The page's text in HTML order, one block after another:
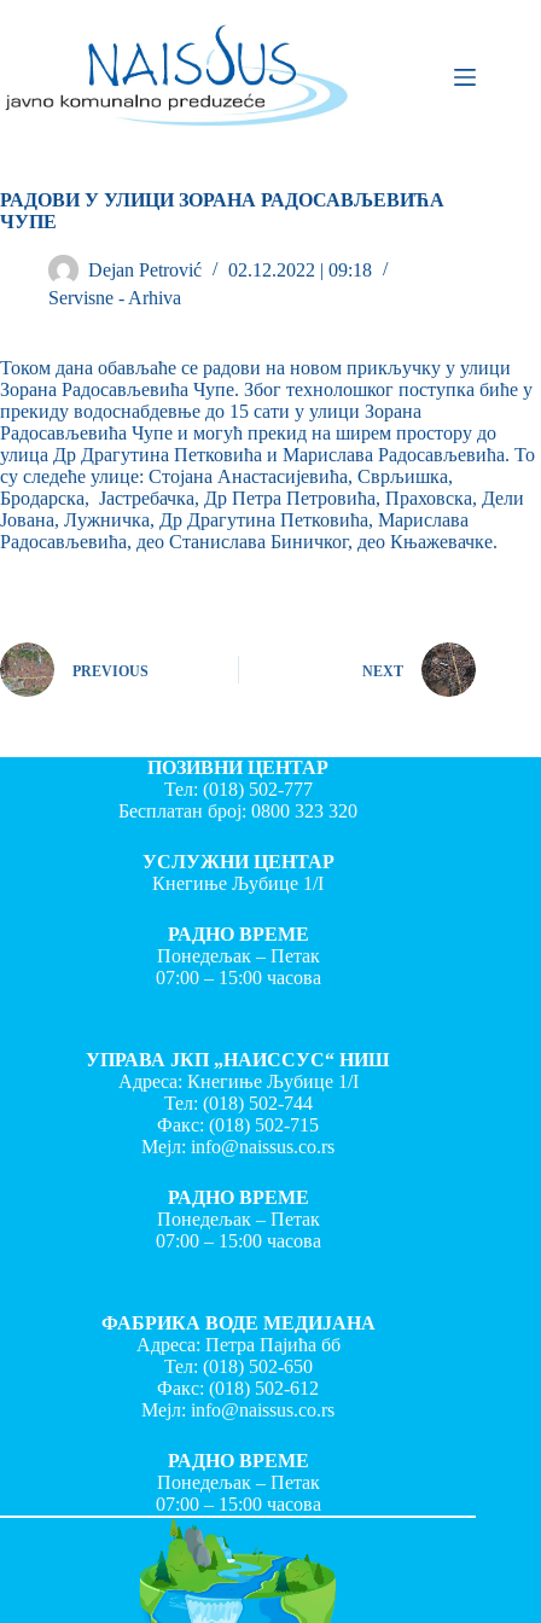
РАДОВИ У УЛИЦИ ЗОРАНА РАДОСАВЉЕВИЋА
ЧУПЕ
Dejan Petrović
02.12.2022 | 09:18
Servisne - Arhiva
Током дана обављаће се радови на новом прикључку у улици
Зорана Радосављевића Чупе. Због технолошког поступка биће у
прекиду водоснабдевње до 15 сати у улици Зорана
Радосављевића Чупе и могућ прекид на ширем простору до
улица Др Драгутина Петковића и Марислава Радосављевића. То
су следеће улице: Стојана Анастасијевића, Сврљишка,
Бродарска, Јастребачка, Др Петра Петровића, Праховска, Дели
Јована, Лужничка, Др Драгутина Петковића, Марислава
Радосављевића, део Станислава Биничког, део Књажевачке.
PREVIOUS NEXT
ПОЗИВНИ ЦЕНТАР
Тел: (018) 502-777
Бесплатан број:0800 323 320
УСЛУЖНИ ЦЕНТАР
Кнегиње Љубице 1/I
РАДНО ВРЕМЕ
Понедељак – Петак
07:00 – 15:00 часова
УПРАВА ЈКП „НАИССУС“ НИШ
Адреса: Кнегиње Љубице 1/I
Тел: (018) 502-744
Факс:(018) 502-715
Мејл:info@naissus.co.rs
РАДНО ВРЕМЕ
Понедељак – Петак
07:00 – 15:00 часова
ФАБРИКА ВОДЕ МЕДИЈАНА
Адреса: Петра Пајића бб
Тел: (018) 502-650
Факс:(018) 502-612
Мејл:info@naissus.co.rs
РАДНО ВРЕМЕ
Понедељак – Петак
07:00 – 15:00 часова